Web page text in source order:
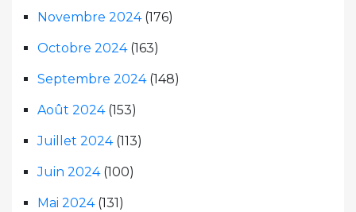
Novembre 2024(176)
Octobre 2024(163)
Septembre 2024(148)
Août 2024(153)
Juillet 2024(113)
Juin 2024(100)
Mai 2024(131)